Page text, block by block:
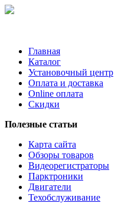
Главная
Каталог
Установочный центр
Оплата и доставка
Online оплата
Скидки
Полезные статьи
Карта сайта
Обзоры товаров
Видеорегистраторы
Парктроники
Двигатели
Техобслуживание